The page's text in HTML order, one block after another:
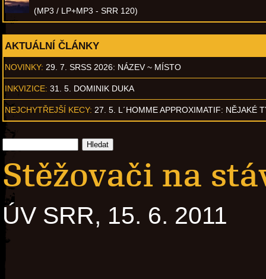
(MP3 / LP+MP3 - SRR 120)
AKTUÁLNÍ ČLÁNKY
NOVINKY: 29. 7. SRSS 2026: NÁZEV ~ MÍSTO
INKVIZICE: 31. 5. DOMINIK DUKA
NEJCHYTŘEJŠÍ KECY: 27. 5. L´HOMME APPROXIMATIF: NĚJAKÉ
Stěžovači na
ÚV SRR, 15. 6. 2011